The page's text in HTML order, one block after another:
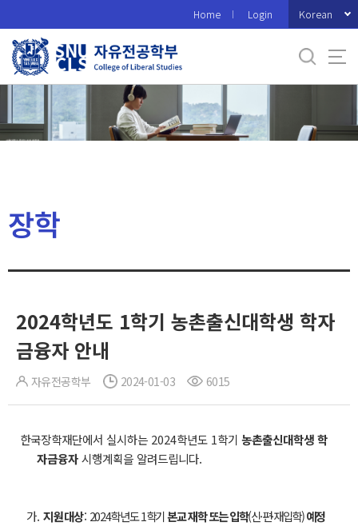
로
메
Home Login Korean
장학
2024학년도 1학기 농촌출신대학생 학자
금융자 안내
자유전공학부 2024-01-03 6015
한국장학재단에서 실시하는 2024학년도 1학기 농촌출신대학생 학
자금융자시행계획을 알려드립니다.
가. 지원대상: 2024학년도 1학기본교 재학 또는 입학(신·편·재입학)예정